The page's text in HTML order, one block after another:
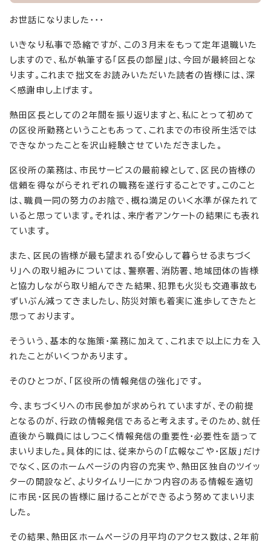
お世話になりました・・・
いきなり私事で恐縮ですが、この3月末をもって定年退職いた
しますので、私が執筆する「区長の部屋」は、今回が最終回とな
ります。これまで拙文をお読みいただいた読者の皆様には、深
く感謝申し上げます。
熱田区長としての2年間を振り返りますと、私にとって初めて
の区役所勤務ということもあって、これまでの市役所生活では
できなかったことを沢山経験させていただきました。
区役所の業務は、市民サービスの最前線として、区民の皆様の
信頼を得ながらそれぞれの職務を遂行することです。このこと
は、職員一同の努力のお陰で、概ね満足のいく水準が保たれて
いると思っています。それは、来庁者アンケートの結果にも表れ
ています。
また、区民の皆様が最も望まれる「安心して暮らせるまちづく
り」への取り組みについては、警察署、消防署、地域団体の皆様
と協力しながら取り組んできた結果、犯罪も火災も交通事故も
ずいぶん減ってきましたし、防災対策も着実に進歩してきたと
思っております。
そういう、基本的な施策・業務に加えて、これまで以上に力を入
れたことがいくつかあります。
そのひとつが、「区役所の情報発信の強化」です。
今、まちづくりへの市民参加が求められていますが、その前提
となるのが、行政の情報発信であると考えます。そのため、就任
直後から職員にはしつこく情報発信の重要性・必要性を語って
まいりました。具体的には、従来からの「広報なごや・区版」だけ
でなく、区のホームページの内容の充実や、熱田区独自のツイッ
ターの開設など、よりタイムリーにかつ内容のある情報を適切
に市民・区民の皆様に届けることができるよう努めてまいりま
した。
その結果、熱田区ホームページの月平均のアクセス数は、2年前